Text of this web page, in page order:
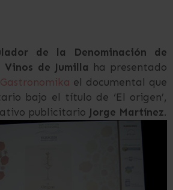
de la Denominación de
de Jumilla ha presentado
el documental que
bajo el título de ‘El origen’,
publicitario Jorge Martínez.